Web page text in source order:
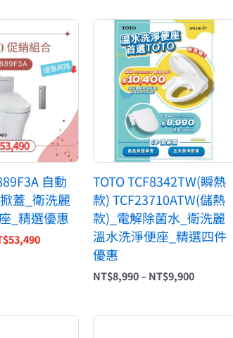
自動
蓋_衛洗麗
_精選優惠
。
53,490
目
前
價
格：
NT$53,490。
TOTO TCF8342TW(瞬熱
款) TCF23710ATW(儲熱
款)_電解除菌水_衛洗麗
溫水洗淨便座_精選四件
優惠
NT$8,990– NT$9,900
價
格
範
圍：
NT$8,990
到
NT$9,900
目
原
目